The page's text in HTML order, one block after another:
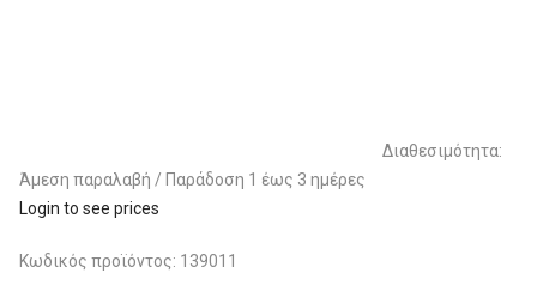
Διαθεσιμότητα:
Άμεση παραλαβή / Παράδoση 1 έως 3 ημέρες
Login to see prices
Κωδικός προϊόντος: 139011